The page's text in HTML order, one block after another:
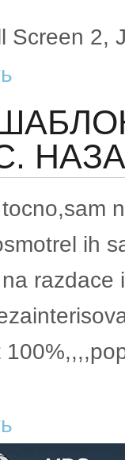
Screen 2,
ih